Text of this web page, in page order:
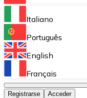
Bitnovo Ramp
Integra nuestra
Bitnovo Giftcards
Bitnovo OTC
Italiano
Português
English
Français
Registrarse Acceder